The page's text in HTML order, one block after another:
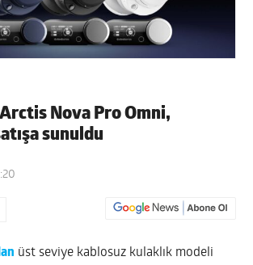
Nova Pro Omni,
sunuldu
üst seviye kablosuz kulaklık modeli